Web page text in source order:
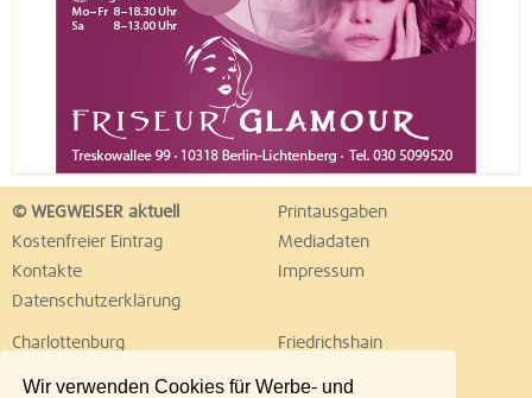
Wir verwenden Cookies für Werbe- und
© WEGWEISER aktuell
Printausgaben
Kostenfreier Eintrag
Mediadaten
Kontakte
Impressum
Datenschutzerklärung
Charlottenburg
Friedrichshain